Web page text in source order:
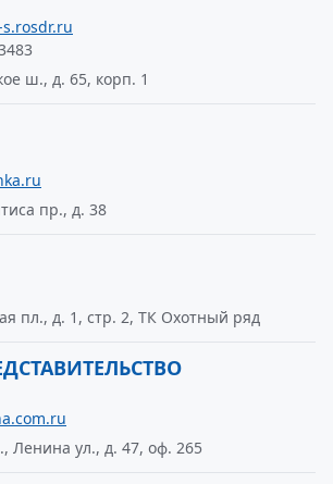
ш., д. 65, корп. 1
пр., д. 38
пл., д. 1, стр. 2, ТК Охотный ряд
Ленина ул., д. 47, оф. 265